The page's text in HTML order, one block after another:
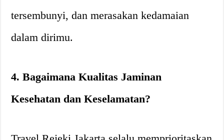
tersembunyi, dan merasakan kedamaian
dalam dirimu.
4. Bagaimana Kualitas Jaminan
Kesehatan dan Keselamatan?